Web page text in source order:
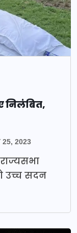
निलंबित,
25, 2023
उच्च सदन